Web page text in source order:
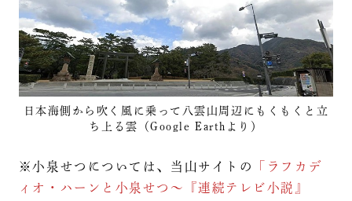
日本海側から吹く風に乗って八雲山周辺にもくもくと立
ち上る雲（Google Earthより）
※小泉せつについては、当山サイトの
「ラフカデ
ィオ・ハーンと小泉せつ～『連続テレビ小説』